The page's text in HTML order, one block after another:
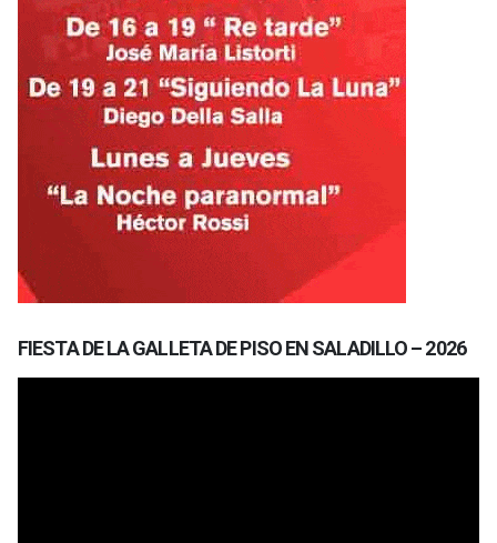
FIESTA DE LA GALLETA DE PISO EN SALADILLO – 2026